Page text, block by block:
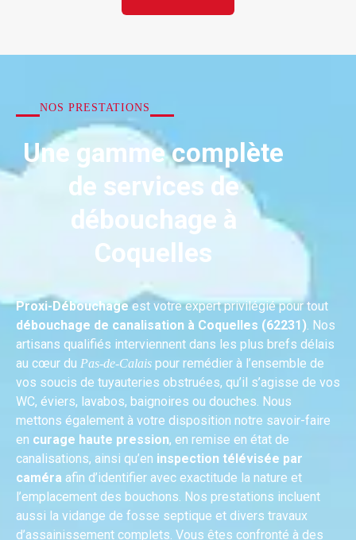
NOS PRESTATIONS
Une gamme complète
de services de
débouchage à
Coquelles
Proxi-Débouchageest votre expert privilégié pour tout
débouchage de canalisation à Coquelles (62231). Nos
artisans qualifiés interviennent dans les plus brefs délais
au cœur du Pas-de-Calais pour remédier à l’ensemble de
vos soucis de tuyauteries obstruées, qu’il s’agisse de vos
WC, éviers, lavabos, baignoires ou douches. Nous
mettons également à votre disposition notre savoir-faire
en curage haute pression, en remise en état de
canalisations, ainsi qu’en inspection télévisée par
caméra afin d’identifier avec exactitude la nature et
l’emplacement des bouchons. Nos prestations incluent
aussi la vidange de fosse septique et divers travaux
d’assainissement complets. Vous êtes confronté à des